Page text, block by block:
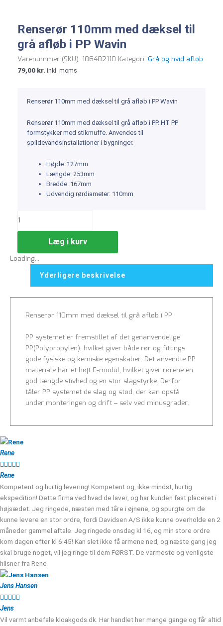
Renserør 110mm med dæksel til
grå afløb i PP Wavin
Varenummer (SKU): 186482110 Kategori: Grå og hvid afløb
79,00 kr. inkl. moms
Renserør 110mm med dæksel til grå afløb i PP Wavin
Renserør 110mm med dæksel til grå afløb i PP. HT PP
formstykker med stikmuffe. Anvendes til
spildevandsinstallationer i bygninger.
Højde: 127mm
Længde: 253mm
Bredde: 167mm
Udvendig rørdiameter: 110mm
Læg i kurv
Loading...
Yderligere beskrivelse
Renserør 110mm med dæksel til grå afløb i PP
PP systemet er fremstillet af det genanvendelige
PP(Polypropylen), hvilket giver både rør og fittings
gode fysiske og kemiske egenskaber. Det anvendte PP
materiale har et højt E-modul, hvilket giver rørene en
god længde stivhed og en stor slagstyrke. Derfor
tåler PP systemet de slag og stød, der kan opstå
under monteringen og drift – selv ved minusgrader.
Rene

Rene
Kompetent og hurtig levering! Kompetent og, ikke mindst, hurtig
ekspedition! Dette firma ved hvad de laver, og har kunden fast placeret i
højsædet. Jeg ringede, næsten med tåre i øjnene, og spurgte om de
kunne levere en stor ordre, fordi Davidsen A/S ikke kunne overholde en 2
måneder gammel aftale. Jeg ringede onsdag kl 16, og min store ordre
kom dagen efter kl 6.45! Kan slet ikke få armene ned, og næste gang jeg
skal bruge noget, vil jeg ringe til dem FØRST. De varmeste og venligste
hilsner fra Rene
Jens Hansen

Jens
Vil varmt anbefale kloakgods.dk. Har handlet her mange gange og får altid